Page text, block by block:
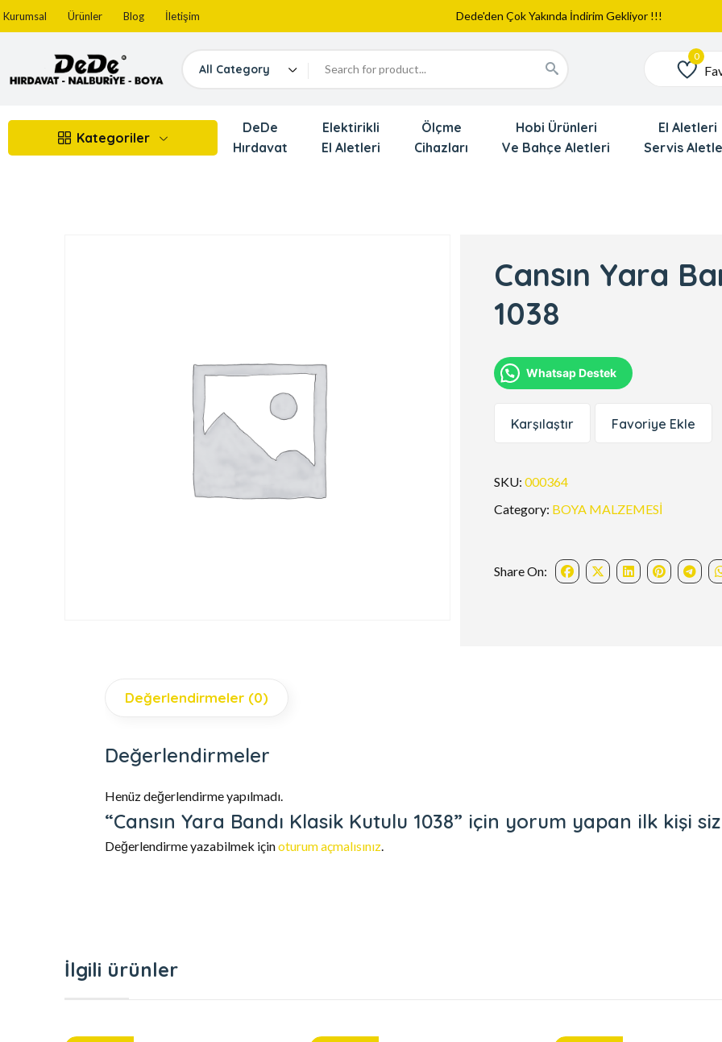
Kurumsal Ürünler Blog İletişim
Web Sitemiz Yayında
Yeni Eklenen Ürünlerimizi İnceledinizmi ?
All Category Favoriler
Kategoriler
DeDe
Hırdavat
Elektirikli
El Aletleri
Ölçme
Cihazları
Hobi Ürünleri
Ve Bahçe Aletleri
El Aletleri
Servis
Cansın Yara
1038
Whatsap Destek
Karşılaştır Favoriye Ekle
SKU:000364
Category: BOYA MALZEMESİ
Share On:
Değerlendirmeler (0)
Değerlendirmeler
Henüz değerlendirme yapılmadı.
“Cansın Yara Bandı Klasik Kutulu 1038” için yorum yapan ilk kişi
Değerlendirme yazabilmek içinoturum açmalısınız.
İlgili ürünler